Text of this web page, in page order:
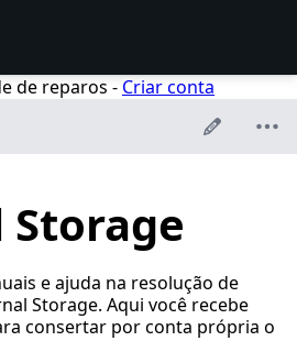
de reparos - Criar conta
e ajuda na resolução de
Storage. Aqui você recebe
consertar por conta própria o